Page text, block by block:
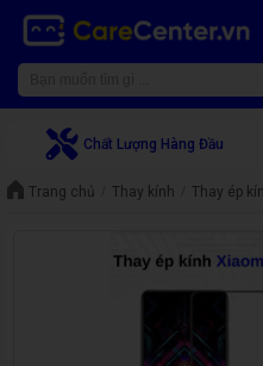
Chất Lượng Hàng Đầu
Trang chủ Thay kính Thay ép